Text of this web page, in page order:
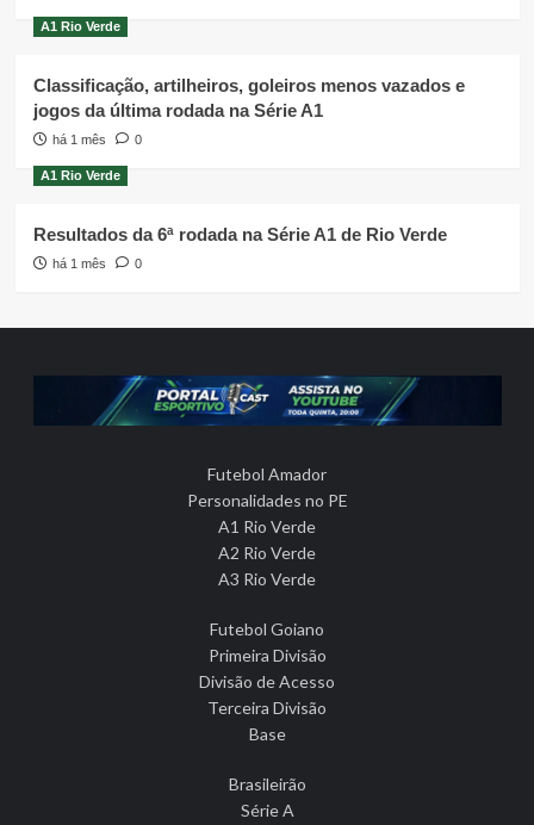
A1 Rio Verde
Classificação, artilheiros, goleiros menos vazados e
jogos da última rodada na Série A1
há 1 mês 0
A1 Rio Verde
Resultados da 6ª rodada na Série A1 de Rio Verde
há 1 mês 0
Futebol Amador
Personalidades no PE
A1 Rio Verde
A2 Rio Verde
A3 Rio Verde
Futebol Goiano
Primeira Divisão
Divisão de Acesso
Terceira Divisão
Base
Brasileirão
Série A